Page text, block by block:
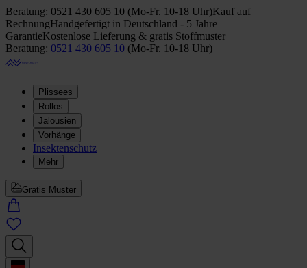
Beratung: 0521 430 605 10 (Mo-Fr. 10-18 Uhr)Kauf auf
RechnungHandgefertigt in Deutschland - 5 Jahre
GarantieKostenlose Lieferung & gratis Stoffmuster
Beratung: 0521 430 605 10 (Mo-Fr. 10-18 Uhr)
Plissees
Rollos
Jalousien
Vorhänge
Insektenschutz
Mehr
Gratis Muster